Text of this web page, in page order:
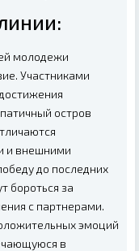
молодежи
Участниками
остров
и внешними
до последних
бороться за
с партнерами.
эмоций
в